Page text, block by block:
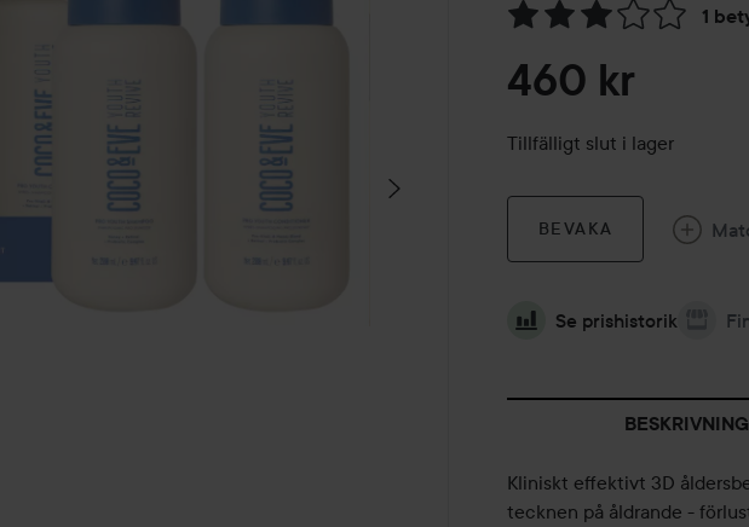
1
Hoppa till Betyg &
460 kr
Tillfälligt slut i lager
BEVAKA
Se prishistorik
BESKRIVNING
Kliniskt effektivt 3D
tecknen på åldrande -